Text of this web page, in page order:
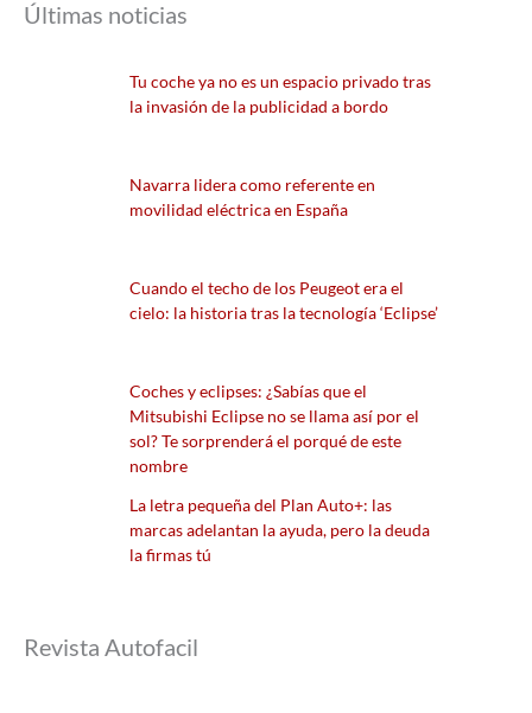
Últimas noticias
Tu coche ya no es un espacio privado tras
la invasión de la publicidad a bordo
Navarra lidera como referente en
movilidad eléctrica en España
Cuando el techo de los Peugeot era el
cielo: la historia tras la tecnología ‘Eclipse’
Coches y eclipses: ¿Sabías que el
Mitsubishi Eclipse no se llama así por el
sol? Te sorprenderá el porqué de este
nombre
La letra pequeña del Plan Auto+: las
marcas adelantan la ayuda, pero la deuda
la firmas tú
Revista Autofacil